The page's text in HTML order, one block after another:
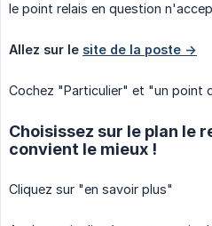
le point relais en question
Allez sur le site de la poste ->
Cochez "Particulier" et "un point
Choisissez sur le plan le
convient le mieux !
Cliquez sur "en savoir plus"